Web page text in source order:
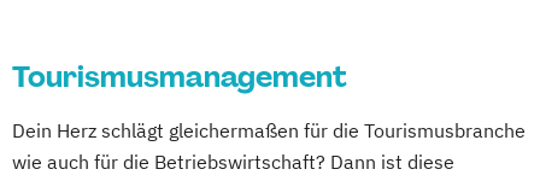
Tourismus-
Hotel- und Eventmanagement
Wirtschaftspsychologie
EMBA General Management (EN)
Entrepreneurship and Intrapreneurship
Tourismusmanagement
Dein Herz schlägt gleichermaßen für die Tourismusbranche
wie auch für die Betriebswirtschaft? Dann ist diese